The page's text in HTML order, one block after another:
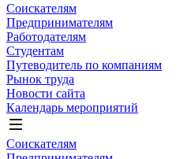
Соискателям
Предпринимателям
Работодателям
Студентам
Путеводитель по компаниям
Рынок труда
Новости сайта
Календарь мероприятий
Соискателям